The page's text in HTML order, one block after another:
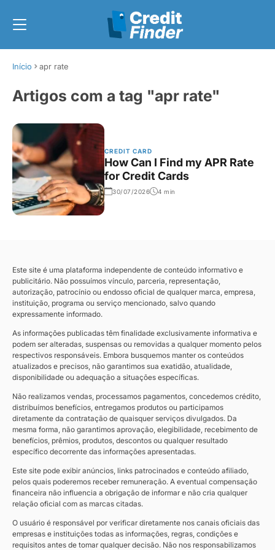
Início apr rate
Artigos com a tag "apr rate"
CREDIT CARD
How Can I Find my APR Rate
for Credit Cards
30/07/2026 4 min
Este site é uma plataforma independente de conteúdo informativo e
publicitário. Não possuímos vínculo, parceria, representação,
autorização, patrocínio ou endosso oficial de qualquer marca, empresa,
instituição, programa ou serviço mencionado, salvo quando
expressamente informado.
As informações publicadas têm finalidade exclusivamente informativa e
podem ser alteradas, suspensas ou removidas a qualquer momento pelos
respectivos responsáveis. Embora busquemos manter os conteúdos
atualizados e precisos, não garantimos sua exatidão, atualidade,
disponibilidade ou adequação a situações específicas.
Não realizamos vendas, processamos pagamentos, concedemos crédito,
distribuímos benefícios, entregamos produtos ou participamos
diretamente da contratação de quaisquer serviços divulgados. Da
mesma forma, não garantimos aprovação, elegibilidade, recebimento de
benefícios, prêmios, produtos, descontos ou qualquer resultado
específico decorrente das informações apresentadas.
Este site pode exibir anúncios, links patrocinados e conteúdo afiliado,
pelos quais poderemos receber remuneração. A eventual compensação
financeira não influencia a obrigação de informar e não cria qualquer
relação oficial com as marcas citadas.
O usuário é responsável por verificar diretamente nos canais oficiais das
empresas e instituições todas as informações, regras, condições e
requisitos antes de tomar qualquer decisão. Não nos responsabilizamos